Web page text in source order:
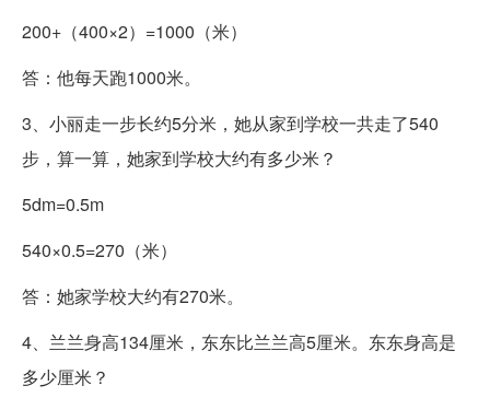
200+（400×2）=1000（米）
答：他每天跑1000米。
3、小丽走一步长约5分米，她从家到学校一共走了540
步，算一算，她家到学校大约有多少米？
5dm=0.5m
540×0.5=270（米）
答：她家学校大约有270米。
4、兰兰身高134厘米，东东比兰兰高5厘米。东东身高是
多少厘米？